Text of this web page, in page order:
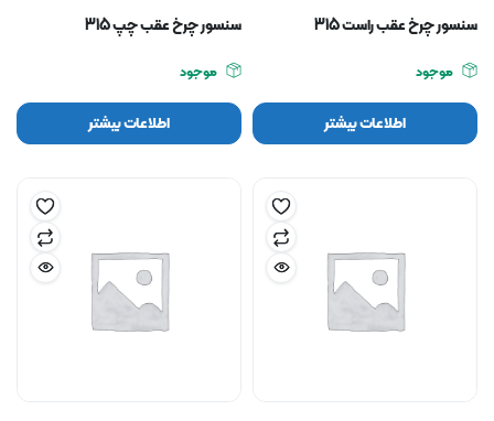
سنسور چرخ عقب راست 315
موجود
اطلاعات بیشتر
سنسور چرخ عقب چپ 315
موجود
اطلاعات بیشتر